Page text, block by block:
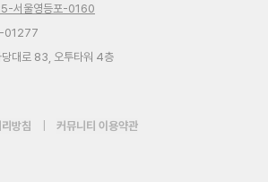
서울영등포-0160
01277
당대로 83, 오투타워 4층
방침 커뮤니티 이용약관